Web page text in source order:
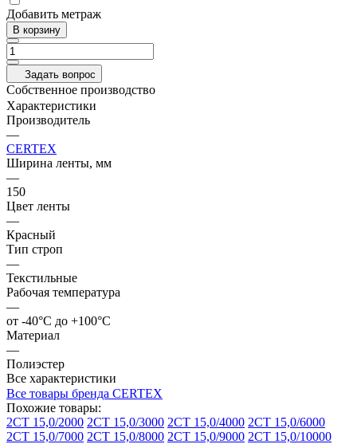
Добавить метраж
В корзину
Задать вопрос
Собственное производство
Характеристики
Производитель
—
CERTEX
Ширина ленты, мм
—
150
Цвет ленты
—
Красный
Тип строп
—
Текстильные
Рабочая температура
—
от -40°C до +100°C
Материал
—
Полиэстер
Все характеристики
Все товары бренда CERTEX
Похожие товары:
2СТ 15,0/2000 2СТ 15,0/3000 2СТ 15,0/4000 2СТ 15,0/6000
2СТ 15,0/7000 2СТ 15,0/8000 2СТ 15,0/9000 2СТ 15,0/10000